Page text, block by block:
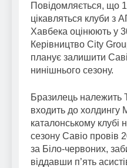
Повідомляється, що
цікавляться клуби з
Хавбека оцінюють у
Керівництво City
планує залишити
нинішнього сезону.
Бразилець належить
входить до холдингу
каталонському
сезону Савіо провів
за Біло-червоних,
віддавши п’ять